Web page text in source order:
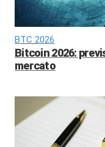
BTC 2026
Bitcoin 2026:
mercato